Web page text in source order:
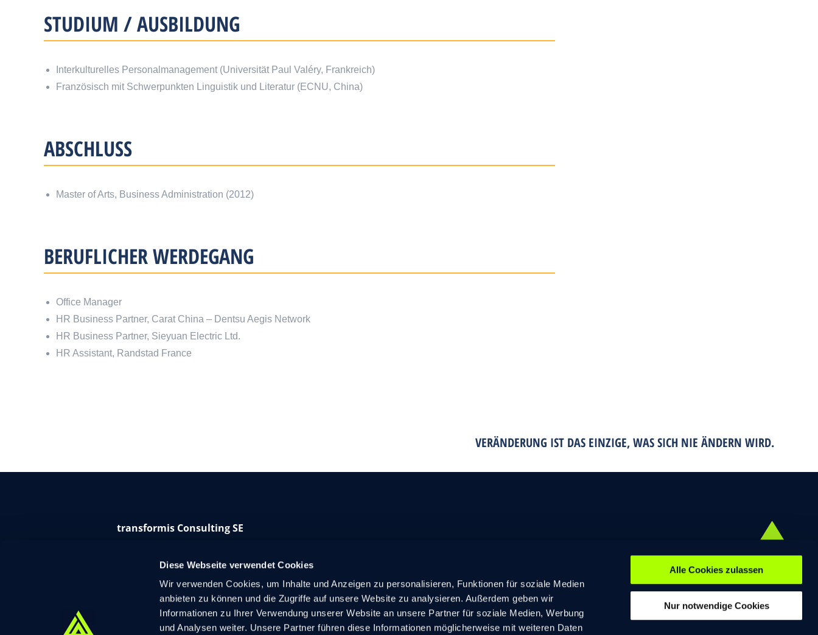
Diese Webseite verwendet Cookies
Wir verwenden Cookies, um Inhalte und Anzeigen zu personalisieren, Funktionen für soziale Medien
anbieten zu können und die Zugriffe auf unsere Website zu analysieren. Außerdem geben wir
Informationen zu Ihrer Verwendung unserer Website an unsere Partner für soziale Medien, Werbung
und Analysen weiter. Unsere Partner führen diese Informationen möglicherweise mit weiteren Daten
Alle Cookies zulassen
Nur notwendige Cookies
STUDIUM / AUSBILDUNG
Interkulturelles Personalmanagement (Universität Paul Valéry, Frankreich)
Französisch mit Schwerpunkten Linguistik und Literatur (ECNU, China)
ABSCHLUSS
Master of Arts, Business Administration (2012)
BERUFLICHER WERDEGANG
Office Manager
HR Business Partner, Carat China – Dentsu Aegis Network
HR Business Partner, Sieyuan Electric Ltd.
HR Assistant, Randstad France
VERÄNDERUNG IST DAS EINZIGE, WAS SICH NIE ÄNDERN WIRD.
transformis Consulting SE
22926 Ahrensburg
+49 4102 6993-0
info@transformis-consulting.de